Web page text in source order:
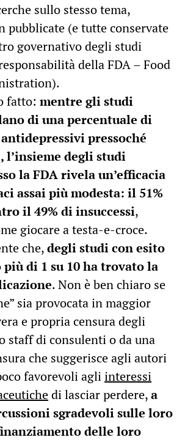
sullo stesso tema,
pubblicate (e tutte conservate
governativo degli studi
della FDA – Food
fatto: mentre gli studi
di una percentuale di
pressoché
l’insieme degli studi
la FDA rivela un’efficacia
assai più modesta: il 51%
il 49% di insuccessi,
giocare a testa-e-croce.
che,degli studi con esito
di 1 su 10 ha trovato la
. Non è ben chiaro se
sia provocata in maggior
e propria censura degli
staff di consulenti o da una
che suggerisce agli autori
favorevoli agliinteressi
di lasciar perdere,a
sgradevoli sulle loro
delle loro